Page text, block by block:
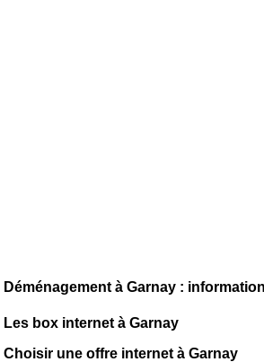
Déménagement à Garnay :
Les box internet à Garnay
Choisir une offre internet à Garnay